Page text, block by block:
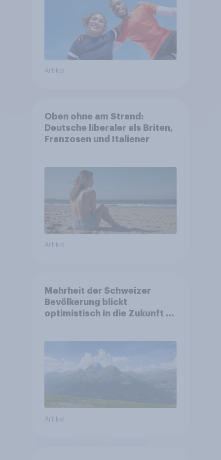
Artikel
Oben ohne am Strand:
Deutsche liberaler als Briten,
Franzosen und Italiener
Artikel
Mehrheit der Schweizer
Bevölkerung blickt
optimistisch in die Zukunft –
Altersvorsorge
Artikel